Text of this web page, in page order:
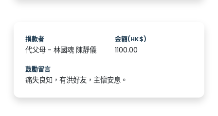
捐款者
代父母 - 林國魂 陳靜儀
金額(HK$)
1100.00
鼓勵留言
痛失良知，有洪好友，主懷安息。